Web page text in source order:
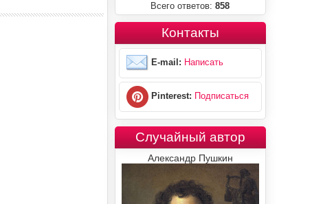
Всего ответов:858
Контакты
E-mail: Написать
Pinterest: Подписаться
Случайный автор
Александр Пушкин